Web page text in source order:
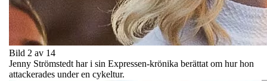
Bild 2 av 14
Jenny Strömstedt har i sin Expressen-krönika berättat om hur hon
attackerades under en cykeltur.